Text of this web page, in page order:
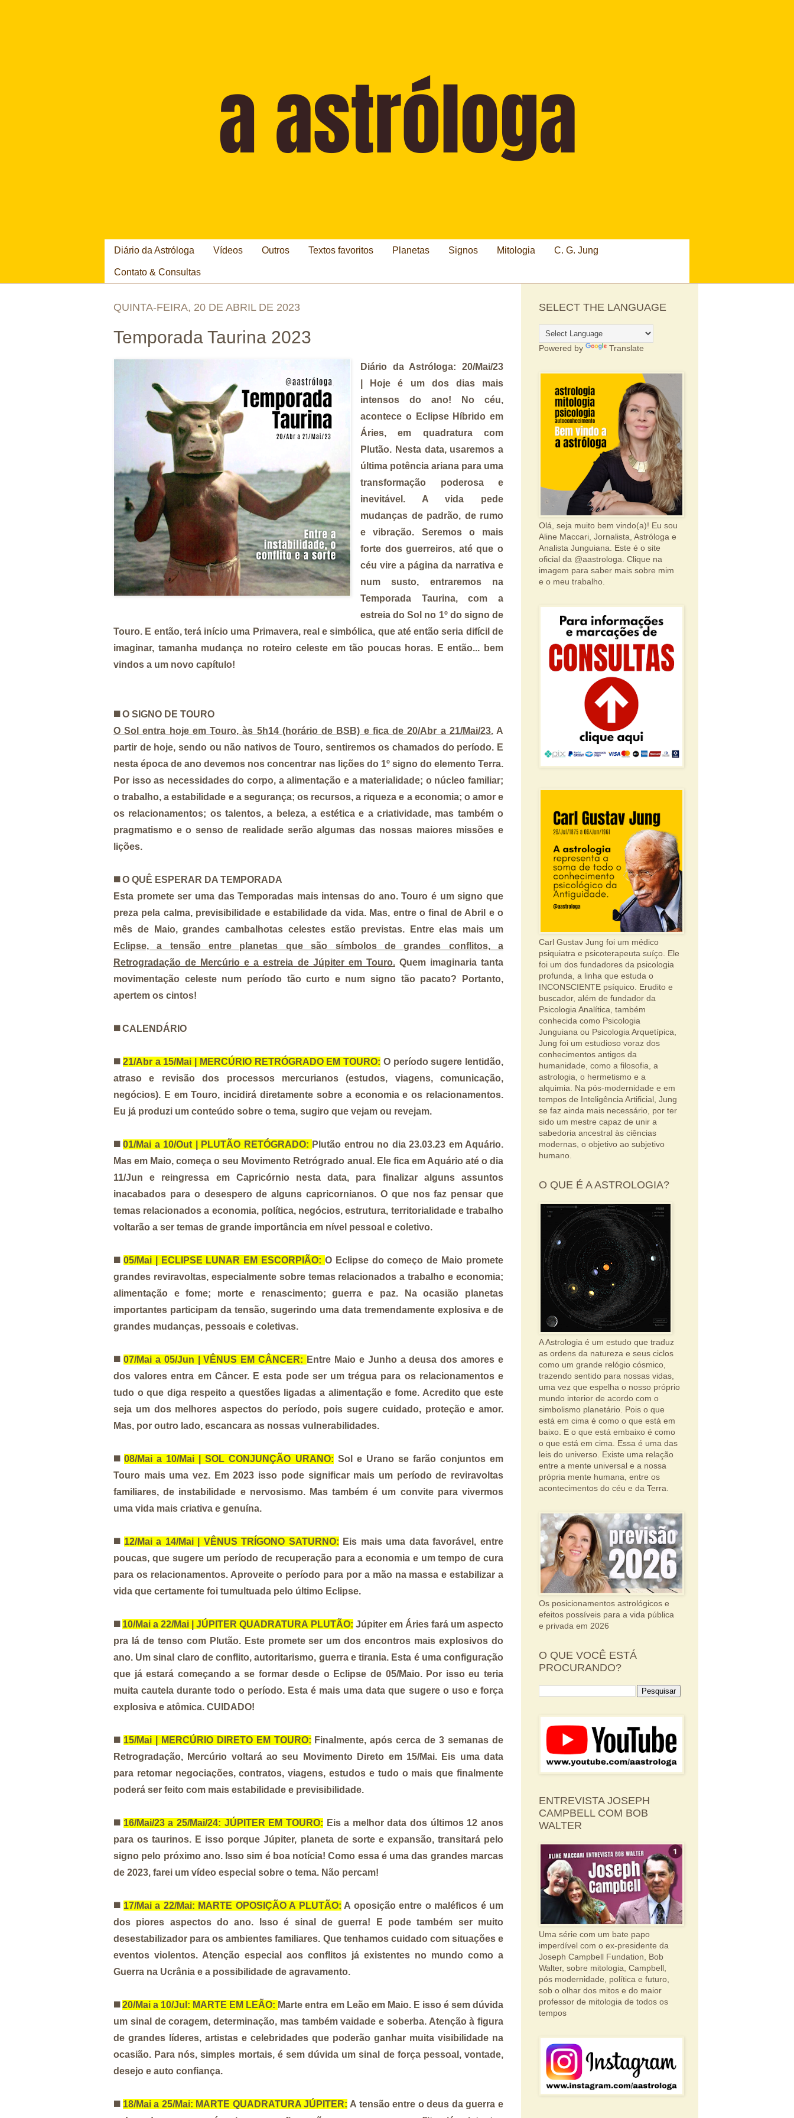
Diário da Astróloga Vídeos Outros Textos favoritos Planetas Signos Mitologia C. G. Jung
Contato & Consultas
QUINTA-FEIRA, 20 DE ABRIL DE 2023
Temporada Taurina 2023
Diário da Astróloga: 20/Mai/23
| Hoje é um dos dias mais
intensos do ano! No céu,
acontece o Eclipse Híbrido em
Áries, em quadratura com
Plutão. Nesta data, usaremos a
última potência ariana para uma
transformação poderosa e
inevitável. A vida pede
mudanças de padrão, de rumo
e vibração. Seremos o mais
forte dos guerreiros, até que o
céu vire a página da narrativa e
num susto, entraremos na
Temporada Taurina, com a
estreia do Sol no 1º do signo de
Touro. E então, terá início uma Primavera, real e simbólica, que até então seria difícil de
imaginar, tamanha mudança no roteiro celeste em tão poucas horas. E então... bem
vindos a um novo capítulo!
◼️O SIGNO DE TOURO
O Sol entra hoje em Touro, às 5h14 (horário de BSB) e fica de 20/Abr a 21/Mai/23.A
partir de hoje, sendo ou não nativos de Touro, sentiremos os chamados do período. E
nesta época de ano devemos nos concentrar nas lições do 1º signo do elemento Terra.
Por isso as necessidades do corpo, a alimentação e a materialidade; o núcleo familiar;
o trabalho, a estabilidade e a segurança; os recursos, a riqueza e a economia; o amor e
os relacionamentos; os talentos, a beleza, a estética e a criatividade, mas também o
pragmatismo e o senso de realidade serão algumas das nossas maiores missões e
lições.
◼️O QUÊ ESPERAR DA TEMPORADA
Esta promete ser uma das Temporadas mais intensas do ano. Touro é um signo que
preza pela calma, previsibilidade e estabilidade da vida. Mas, entre o final de Abril e o
mês de Maio, grandes cambalhotas celestes estão previstas. Entre elas mais um
Eclipse, a tensão entre planetas que são símbolos de grandes conflitos, a
Retrogradação de Mercúrio e a estreia de Júpiter em Touro.Quem imaginaria tanta
movimentação celeste num período tão curto e num signo tão pacato? Portanto,
apertem os cintos!
◼️CALENDÁRIO
◼️ 21/Abr a 15/Mai | MERCÚRIO RETRÓGRADO EM TOURO: O período sugere lentidão,
atraso e revisão dos processos mercurianos (estudos, viagens, comunicação,
negócios). E em Touro, incidirá diretamente sobre a economia e os relacionamentos.
Eu já produzi um conteúdo sobre o tema, sugiro que vejam ou revejam.
◼️01/Mai a 10/Out | PLUTÃO RETÓGRADO: Plutão entrou no dia 23.03.23 em Aquário.
Mas em Maio, começa o seu Movimento Retrógrado anual. Ele fica em Aquário até o dia
11/Jun e reingressa em Capricórnio nesta data, para finalizar alguns assuntos
inacabados para o desespero de alguns capricornianos. O que nos faz pensar que
temas relacionados a economia, política, negócios, estrutura, territorialidade e trabalho
voltarão a ser temas de grande importância em nível pessoal e coletivo.
◼️ 05/Mai | ECLIPSE LUNAR EM ESCORPIÃO: O Eclipse do começo de Maio promete
grandes reviravoltas, especialmente sobre temas relacionados a trabalho e economia;
alimentação e fome; morte e renascimento; guerra e paz. Na ocasião planetas
importantes participam da tensão, sugerindo uma data tremendamente explosiva e de
grandes mudanças, pessoais e coletivas.
◼️ 07/Mai a 05/Jun | VÊNUS EM CÂNCER: Entre Maio e Junho a deusa dos amores e
dos valores entra em Câncer. E esta pode ser um trégua para os relacionamentos e
tudo o que diga respeito a questões ligadas a alimentação e fome. Acredito que este
seja um dos melhores aspectos do período, pois sugere cuidado, proteção e amor.
Mas, por outro lado, escancara as nossas vulnerabilidades.
◼️08/Mai a 10/Mai | SOL CONJUNÇÃO URANO: Sol e Urano se farão conjuntos em
Touro mais uma vez. Em 2023 isso pode significar mais um período de reviravoltas
familiares, de instabilidade e nervosismo. Mas também é um convite para vivermos
uma vida mais criativa e genuína.
◼️ 12/Mai a 14/Mai | VÊNUS TRÍGONO SATURNO: Eis mais uma data favorável, entre
poucas, que sugere um período de recuperação para a economia e um tempo de cura
para os relacionamentos. Aproveite o período para por a mão na massa e estabilizar a
vida que certamente foi tumultuada pelo último Eclipse.
◼️ 10/Mai a 22/Mai | JÚPITER QUADRATURA PLUTÃO: Júpiter em Áries fará um aspecto
pra lá de tenso com Plutão. Este promete ser um dos encontros mais explosivos do
ano. Um sinal claro de conflito, autoritarismo, guerra e tirania. Esta é uma configuração
que já estará começando a se formar desde o Eclipse de 05/Maio. Por isso eu teria
muita cautela durante todo o período. Esta é mais uma data que sugere o uso e força
explosiva e atômica. CUIDADO!
◼️ 15/Mai | MERCÚRIO DIRETO EM TOURO: Finalmente, após cerca de 3 semanas de
Retrogradação, Mercúrio voltará ao seu Movimento Direto em 15/Mai. Eis uma data
para retomar negociações, contratos, viagens, estudos e tudo o mais que finalmente
poderá ser feito com mais estabilidade e previsibilidade.
◼️ 16/Mai/23 a 25/Mai/24: JÚPITER EM TOURO: Eis a melhor data dos últimos 12 anos
para os taurinos. E isso porque Júpiter, planeta de sorte e expansão, transitará pelo
signo pelo próximo ano. Isso sim é boa notícia! Como essa é uma das grandes marcas
de 2023, farei um vídeo especial sobre o tema. Não percam!
◼️ 17/Mai a 22/Mai: MARTE OPOSIÇÃO A PLUTÃO: A oposição entre o maléficos é um
dos piores aspectos do ano. Isso é sinal de guerra! E pode também ser muito
desestabilizador para os ambientes familiares. Que tenhamos cuidado com situações e
eventos violentos. Atenção especial aos conflitos já existentes no mundo como a
Guerra na Ucrânia e a possibilidade de agravamento.
◼️20/Mai a 10/Jul: MARTE EM LEÃO: Marte entra em Leão em Maio. E isso é sem dúvida
um sinal de coragem, determinação, mas também vaidade e soberba. Atenção à figura
de grandes líderes, artistas e celebridades que poderão ganhar muita visibilidade na
ocasião. Para nós, simples mortais, é sem dúvida um sinal de força pessoal, vontade,
desejo e auto confiança.
◼️ 18/Mai a 25/Mai: MARTE QUADRATURA JÚPITER: A tensão entre o deus da guerra e
SELECT THE LANGUAGE
Powered by Translate
Olá, seja muito bem vindo(a)! Eu sou
Aline Maccari, Jornalista, Astróloga e
Analista Junguiana. Este é o site
oficial da @aastrologa. Clique na
imagem para saber mais sobre mim
e o meu trabalho.
Carl Gustav Jung foi um médico
psiquiatra e psicoterapeuta suíço. Ele
foi um dos fundadores da psicologia
profunda, a linha que estuda o
INCONSCIENTE psíquico. Erudito e
buscador, além de fundador da
Psicologia Analítica, também
conhecida como Psicologia
Junguiana ou Psicologia Arquetípica,
Jung foi um estudioso voraz dos
conhecimentos antigos da
humanidade, como a filosofia, a
astrologia, o hermetismo e a
alquimia. Na pós-modernidade e em
tempos de Inteligência Artificial, Jung
se faz ainda mais necessário, por ter
sido um mestre capaz de unir a
sabedoria ancestral às ciências
modernas, o objetivo ao subjetivo
humano.
O QUE É A ASTROLOGIA?
A Astrologia é um estudo que traduz
as ordens da natureza e seus ciclos
como um grande relógio cósmico,
trazendo sentido para nossas vidas,
uma vez que espelha o nosso próprio
mundo interior de acordo com o
simbolismo planetário. Pois o que
está em cima é como o que está em
baixo. E o que está embaixo é como
o que está em cima. Essa é uma das
leis do universo. Existe uma relação
entre a mente universal e a nossa
própria mente humana, entre os
acontecimentos do céu e da Terra.
Os posicionamentos astrológicos e
efeitos possíveis para a vida pública
e privada em 2026
O QUE VOCÊ ESTÁ
PROCURANDO?
ENTREVISTA JOSEPH
CAMPBELL COM BOB
WALTER
Uma série com um bate papo
imperdível com o ex-presidente da
Joseph Campbell Fundation, Bob
Walter, sobre mitologia, Campbell,
pós modernidade, política e futuro,
sob o olhar dos mitos e do maior
professor de mitologia de todos os
tempos